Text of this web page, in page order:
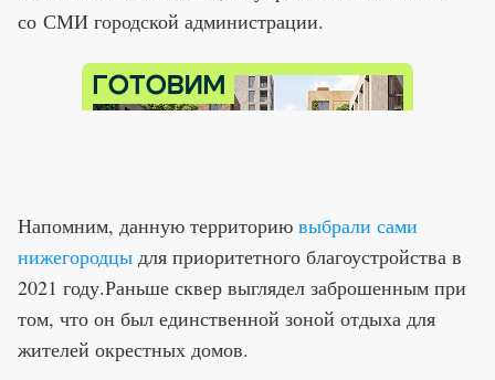
со СМИ городской администрации.
Напомним, данную территорию выбрали сами
нижегородцы для приоритетного благоустройства в
2021 году.Раньше сквер выглядел заброшенным при
том, что он был единственной зоной отдыха для
жителей окрестных домов.